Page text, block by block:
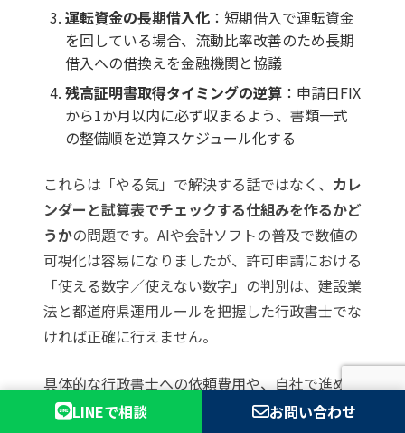
運転資金の長期借入化 ：短期借入で運転資金
を回している場合、流動比率改善のため長期
借入への借換えを金融機関と協議
残高証明書取得タイミングの逆算 ：申請日FIX
から1か月以内に必ず収まるよう、書類一式
の整備順を逆算スケジュール化する
これらは「やる気」で解決する話ではなく、 カレ
ンダーと試算表でチェックする仕組みを作るかど
うかの問題です。AIや会計ソフトの普及で数値の
可視化は容易になりましたが、許可申請における
「使える数字／使えない数字」の判別は、建設業
法と都道府県運用ルールを把握した行政書士でな
ければ正確に行えません。
具体的な行政書士への依頼費用や、自社で進める
か専門家に依頼するかの判断軸については、建設
LINEで相談 お問い合わせ